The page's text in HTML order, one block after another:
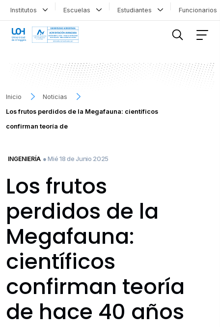
Institutos Escuelas Estudiantes
Inicio
Noticias
Los frutos perdidos de la Megafauna: científicos
confirman teoría de
INGENIERÍA ● Mié 18 de Junio 2025
Los frutos
perdidos de la
Megafauna:
científicos
confirman teoría
de hace 40 años